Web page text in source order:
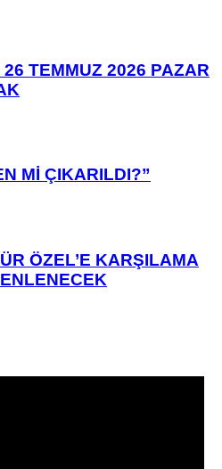
TEMMUZ 2026 PAZAR
Mİ ÇIKARILDI?”
ÖZEL’E KARŞILAMA